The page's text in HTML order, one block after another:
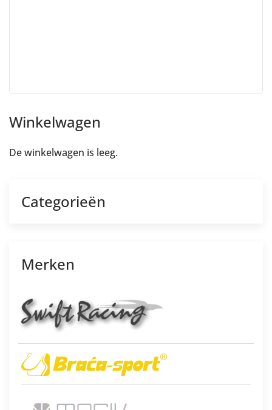
Winkelwagen
De winkelwagen is leeg.
Categorieën
Merken